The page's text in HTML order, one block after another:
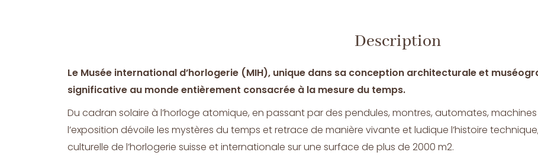
Description
Le Musée international d’horlogerie (MIH), unique dans sa conception architecturale et
significative au monde entièrement consacrée à la mesure du temps.
Du cadran solaire à l’horloge atomique, en passant par des pendules, montres, automates, machines
l’exposition dévoile les mystères du temps et retrace de manière vivante et ludique l’histoire
culturelle de l’horlogerie suisse et internationale sur une surface de plus de 2000 m2.